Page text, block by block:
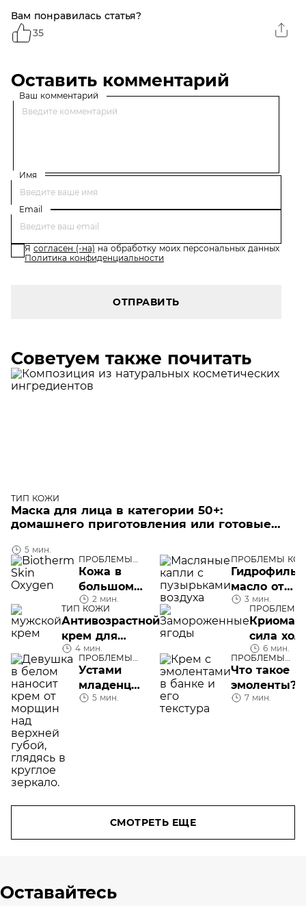
Вам понравилась статья?
35
Оставить комментарий
Ваш комментарий
Имя
Email
Я согласен (-на) на обработку моих персональных данных
Политика конфиденциальности
ОТПРАВИТЬ
Советуем также почитать
ТИП КОЖИ
Маска для лица в категории 50+:
домашнего приготовления или готовые
5 мин.
ПРОБЛЕМЫ
КОЖИ ЛИЦА
Кожа в
большом
городе:
линия
косметики
Biotherm
Skin
Oxygen
2 мин.
ПРОБЛЕМЫ
ЛИЦА
масло от
черных
правда или
вымысел
3 мин.
ТИП КОЖИ
Антивозрастной
крем для
мужчин
4 мин.
ПРОБЛЕМЫ
КОЖИ ЛИЦА
сила
6 мин.
ПРОБЛЕМЫ
КОЖИ ЛИЦА
Устами
младенца:
как убрать
5 мин.
ПРОБЛЕМЫ
КОЖИ ЛИЦА
Что такое
эмоленты?
7 мин.
СМОТРЕТЬ ЕЩЕ
Оставайтесь